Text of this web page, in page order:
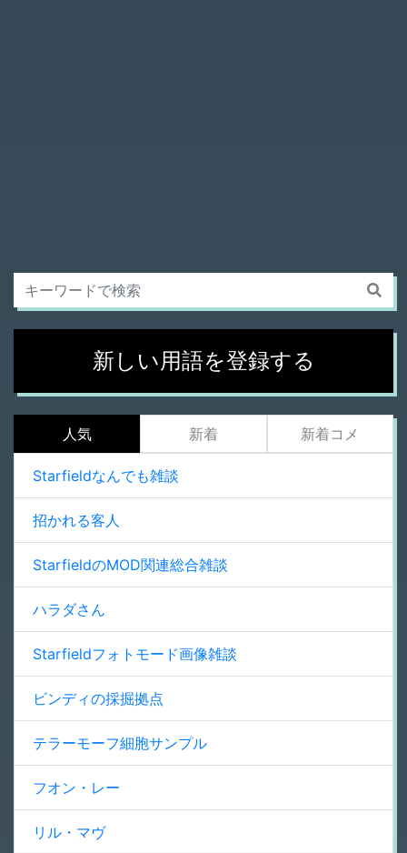
新しい用語を登録する
人気 新着 新着コメ
Starfieldなんでも雑談
招かれる客人
StarfieldのMOD関連総合雑談
ハラダさん
Starfieldフォトモード画像雑談
ビンディの採掘拠点
テラーモーフ細胞サンプル
フオン・レー
リル・マヴ